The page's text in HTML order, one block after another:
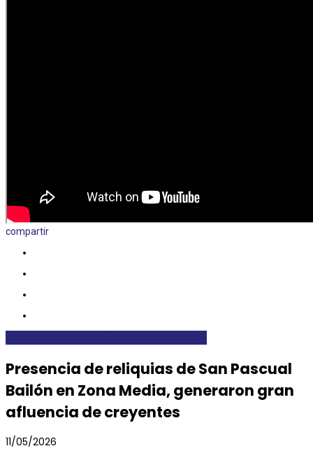
compartir
Presencia de reliquias de San Pascual
Bailón en Zona Media, generaron gran
afluencia de creyentes
11/05/2026